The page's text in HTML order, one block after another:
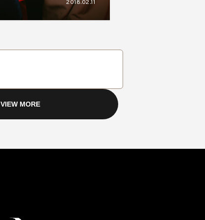
2018.02.11
VIEW MORE